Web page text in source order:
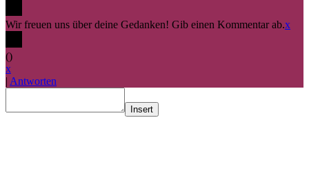
Wir freuen uns über deine Gedanken! Gib einen Kommentar ab.x
()
x
| Antworten
Insert